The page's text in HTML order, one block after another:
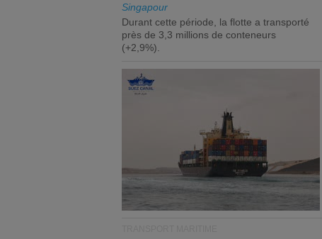
Singapour
Durant cette période, la flotte a transporté
près de 3,3 millions de conteneurs
(+2,9%).